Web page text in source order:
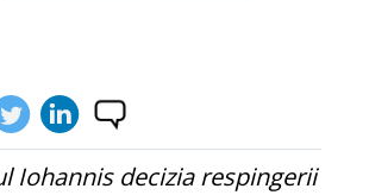
Iohannis decizia respingerii